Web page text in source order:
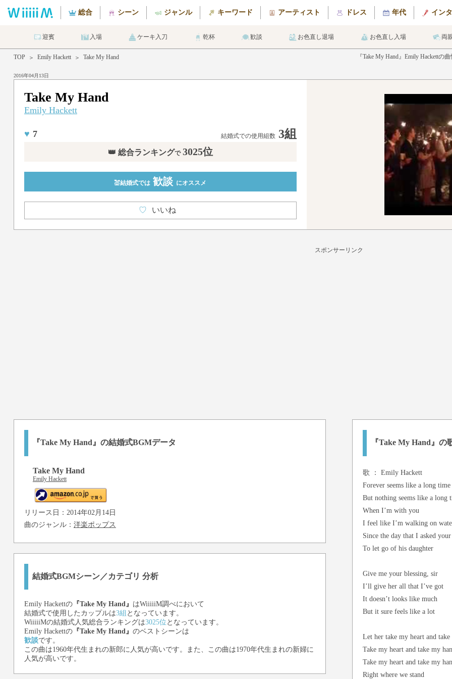
総合 シーン ジャンル キーワード アーティスト ドレス 年代 イン
迎賓 入場 ケーキ入刀 乾杯 歓談 お色直し退場 お色直し入場 両
TOP ＞ Emily Hackett ＞ Take My Hand
2016年04月13日
『Take My Hand』Emily Hackett
Take My Hand
Emily Hackett
♥ 7 結婚式での使用組数 3組
👑 総合ランキングで 3025位
💒結婚式では 歓談 にオススメ
♡ いいね
スポンサーリンク
『Take My Hand』の結婚式BGMデータ
Take My Hand
Emily Hackett
リリース日：2014年02月14日
曲のジャンル： 洋楽ポップス
結婚式BGMシーン／カテゴリ 分析
Emily Hackettの『Take My Hand』 はWiiiiiM調べにおいて
結婚式で使用したカップルは3組 となっています。
WiiiiiMの結婚式人気総合ランキングは3025位 となっています。
Emily Hackettの『Take My Hand』 のベストシーンは
歓談です。
この曲は1960年代生まれの新郎に人気が高いです。また、この曲は1970年代生まれの新婦に
人気が高いです。
『Take My Hand』の
歌 ： Emily Hackett
Forever seems like a long time
But nothing seems like a long
When I’m with you
I feel like I’m walking on
Since the day that I asked
To let go of his daughter
Give me your blessing, sir
I’ll give her all that I’ve got
It doesn’t looks like much
But it sure feels like a lot
Let her take my heart and take
Take my heart and take my
Take my heart and take my
Right where we stand